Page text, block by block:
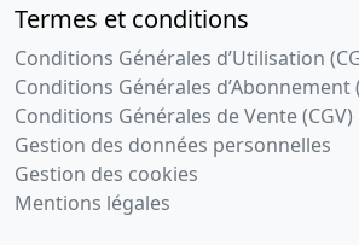
Termes et conditions
Conditions Générales d’Utilisation
Conditions Générales d’Abonnement
Conditions Générales de Vente (CGV)
Gestion des données personnelles
Gestion des cookies
Mentions légales